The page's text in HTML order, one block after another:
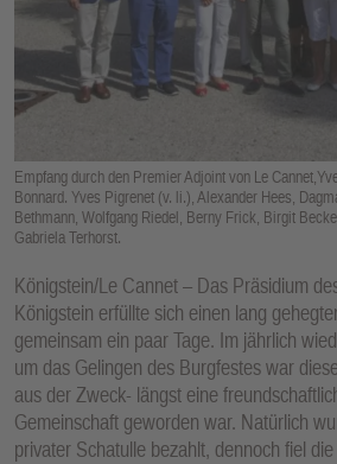
Empfang durch den Premier Adjoint von Le
Bonnard. Yves Pigrenet (v. li.), Alexander Hees,
Bethmann, Wolfgang Riedel, Berny Frick, Birgit
Gabriela Terhorst.
Königstein/Le Cannet – Das Präsidium
Königstein erfüllte sich einen lang
gemeinsam ein paar Tage. Im jährlich
um das Gelingen des Burgfestes war
aus der Zweck- längst eine
Gemeinschaft geworden war. Natürlich
privater Schatulle bezahlt, dennoch fiel
E
N